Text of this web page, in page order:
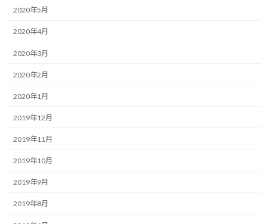
類の保管場所に困るので通勤ランを断念しますが、行ってしまって
帰りに雨が降っていても濡れて帰ってきてしまうからです。
それはさておき、みなさんは雨の日の練習はどうしてますか？
自分のように濡れるのが嫌なので走りませんという人もいれば、
ジムに行ってトレッドミルで走るという人もいるでしょう。
今日、会社でラン友さんとお話ししていたら、面白い話を聞きま
その方は早朝4時くらいに走っているらしいのですが、雨の日の練
ようなちょっとした屋根のある下だそうです。（早朝なのでお客
さんもいないので自由に使える！）
2020年5月
2020年4月
2020年3月
2020年2月
2020年1月
2019年12月
2019年11月
2019年10月
2019年9月
2019年8月